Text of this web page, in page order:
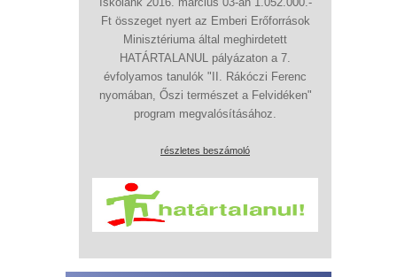
Ft összeget nyert az Emberi Erőforrások
Minisztériuma által meghirdetett
HATÁRTALANUL pályázaton a 7.
évfolyamos tanulók "II. Rákóczi Ferenc
nyomában, Őszi természet a Felvidéken"
program megvalósításához.
részletes beszámoló